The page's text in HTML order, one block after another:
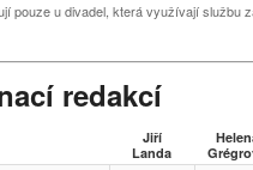
pouze u divadel, která využívají službu
redakcí
Jiří
Landa